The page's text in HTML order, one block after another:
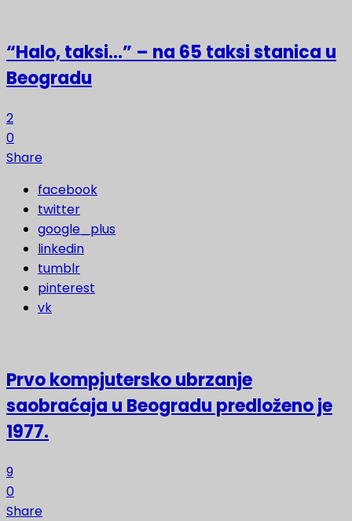
“Halo, taksi…” – na 65 taksi stanica u
Beogradu
2
0
Share
facebook
twitter
google_plus
linkedin
tumblr
pinterest
vk
Prvo kompjutersko ubrzanje
saobraćaja u Beogradu predloženo je
1977.
9
0
Share